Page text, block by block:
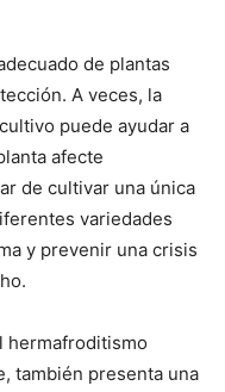
de plantas
A veces, la
puede ayudar a
afecte
de cultivar una única
variedades
y prevenir una crisis
hermafroditismo
también presenta una